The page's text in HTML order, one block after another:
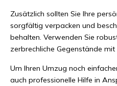
Zusätzlich sollten Sie Ihre
sorgfältig verpacken und
behalten. Verwenden Sie
zerbrechliche Gegenstände
Um Ihren Umzug noch
auch professionelle Hilfe in